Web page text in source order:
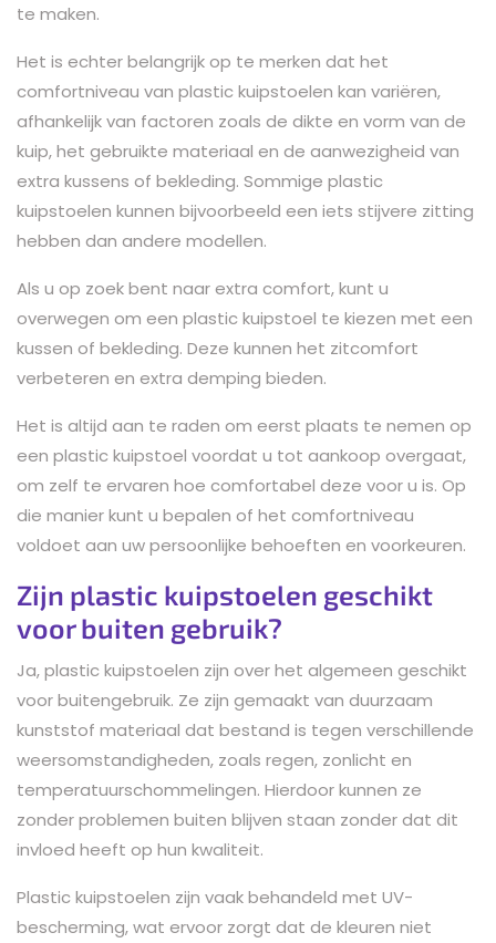
te maken.
Het is echter belangrijk op te merken dat het
comfortniveau van plastic kuipstoelen kan variëren,
afhankelijk van factoren zoals de dikte en vorm van de
kuip, het gebruikte materiaal en de aanwezigheid van
extra kussens of bekleding. Sommige plastic
kuipstoelen kunnen bijvoorbeeld een iets stijvere zitting
hebben dan andere modellen.
Als u op zoek bent naar extra comfort, kunt u
overwegen om een plastic kuipstoel te kiezen met een
kussen of bekleding. Deze kunnen het zitcomfort
verbeteren en extra demping bieden.
Het is altijd aan te raden om eerst plaats te nemen op
een plastic kuipstoel voordat u tot aankoop overgaat,
om zelf te ervaren hoe comfortabel deze voor u is. Op
die manier kunt u bepalen of het comfortniveau
voldoet aan uw persoonlijke behoeften en voorkeuren.
Zijn plastic kuipstoelen geschikt
voor buiten gebruik?
Ja, plastic kuipstoelen zijn over het algemeen geschikt
voor buitengebruik. Ze zijn gemaakt van duurzaam
kunststof materiaal dat bestand is tegen verschillende
weersomstandigheden, zoals regen, zonlicht en
temperatuurschommelingen. Hierdoor kunnen ze
zonder problemen buiten blijven staan zonder dat dit
invloed heeft op hun kwaliteit.
Plastic kuipstoelen zijn vaak behandeld met UV-
bescherming, wat ervoor zorgt dat de kleuren niet